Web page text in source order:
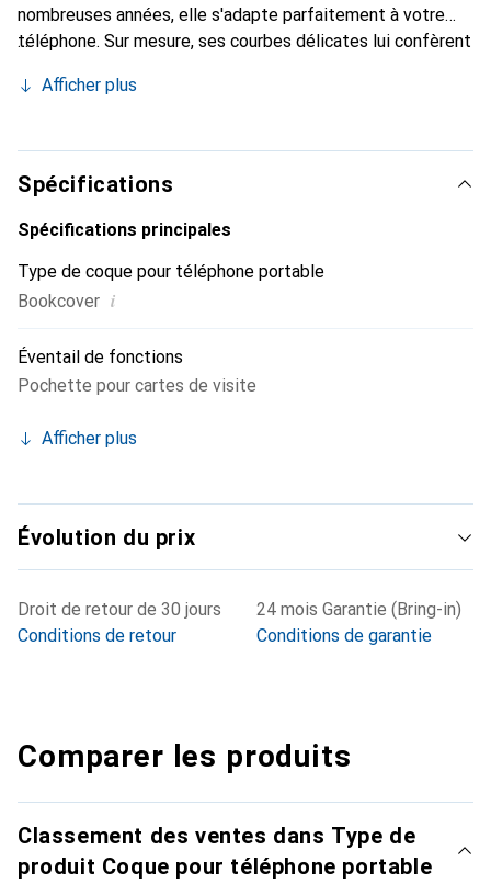
nombreuses années, elle s'adapte parfaitement à votre
téléphone. Sur mesure, ses courbes délicates lui confèrent
et indispensable pour votre smartphone. Reconnaissante à
marque Noreve est un choix sûr pour une clientèle
exigeante.
Afficher plus
Spécifications
Spécifications principales
Type de coque pour téléphone portable
Bookcover i
Éventail de fonctions
Pochette pour cartes de visite
Afficher plus
Évolution du prix
Droit de retour de 30 jours
Conditions de retour
24 mois Garantie (Bring-in)
Conditions de garantie
Comparer les produits
Classement des ventes dans Type de
produit Coque pour téléphone portable